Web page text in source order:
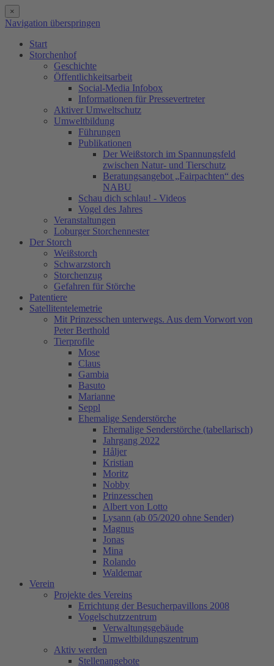
×
Navigation überspringen
Start
Storchenhof
Geschichte
Öffentlichkeitsarbeit
Social-Media Infobox
Informationen für Pressevertreter
Aktiver Umweltschutz
Umweltbildung
Führungen
Publikationen
Der Weißstorch im Spannungsfeld
zwischen Natur- und Tierschutz
Beratungsangebot „Fairpachten“ des
NABU
Schau dich schlau! - Videos
Vogel des Jahres
Veranstaltungen
Loburger Storchennester
Der Storch
Weißstorch
Schwarzstorch
Storchenzug
Gefahren für Störche
Patentiere
Satellitentelemetrie
Mit Prinzesschen unterwegs. Aus dem Vorwort von
Peter Berthold
Tierprofile
Mose
Claus
Gambia
Basuto
Marianne
Seppl
Ehemalige Senderstörche
Ehemalige Senderstörche (tabellarisch)
Jahrgang 2022
Håljer
Kristian
Moritz
Nobby
Prinzesschen
Albert von Lotto
Lysann (ab 05/2020 ohne Sender)
Magnus
Jonas
Mina
Rolando
Waldemar
Verein
Projekte des Vereins
Errichtung der Besucherpavillons 2008
Vogelschutzzentrum
Verwaltungsgebäude
Umweltbildungszentrum
Aktiv werden
Stellenangebote